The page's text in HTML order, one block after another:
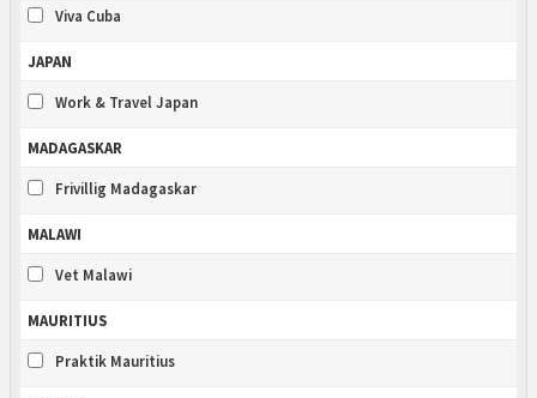
Viva Cuba
JAPAN
Work & Travel Japan
MADAGASKAR
Frivillig Madagaskar
MALAWI
Vet Malawi
MAURITIUS
Praktik Mauritius